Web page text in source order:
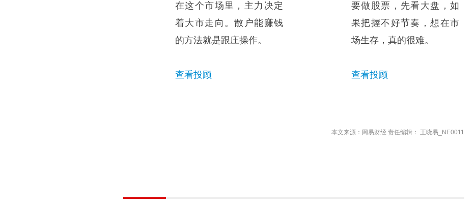
在这个市场里，主力决定
着大市走向。散户能赚钱
的方法就是跟庄操作。
查看投顾
要做股票，先看大盘，如
果把握不好节奏，想在市
场生存，真的很难。
查看投顾
本文来源：网易财经 责任编辑： 王晓易_NE0011